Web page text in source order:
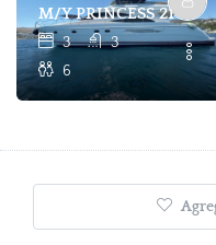
M/Y PRINCESS 212 -
3
3
6